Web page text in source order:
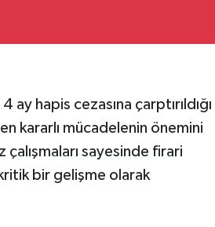
ay hapis cezasına çarptırıldığı
kararlı mücadelenin önemini
sayesinde firari
kritik bir gelişme olarak